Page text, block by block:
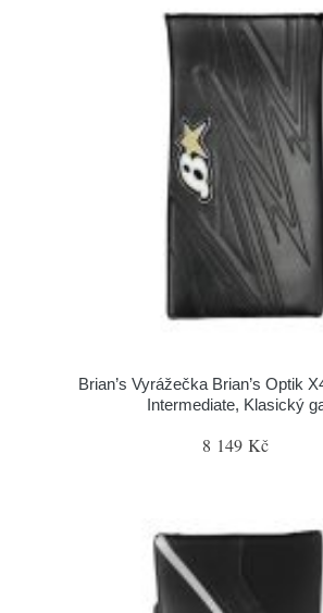
Brian’s Vyrážečka Brian’s Optik
Intermediate, Klasický
8 149 Kč